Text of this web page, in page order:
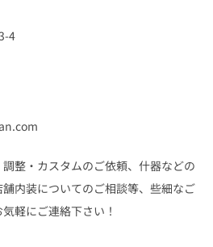
4
整・カスタムのご依頼、什器などの
内装についてのご相談等、些細なご
軽にご連絡下さい！